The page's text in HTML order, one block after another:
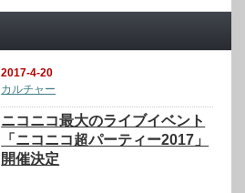
2017-4-20
カルチャー
ニコニコ最大のライブイベント
「ニコニコ超パーティー2017」
開催決定